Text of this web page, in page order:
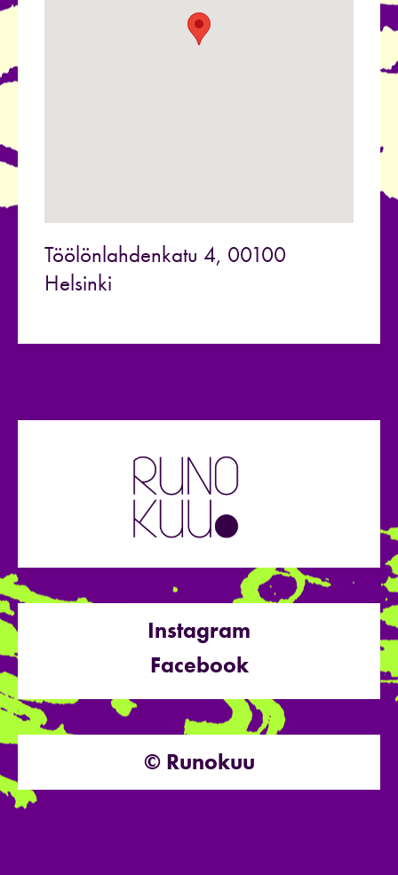
Töölönlahdenkatu 4, 00100
Helsinki
Instagram
Facebook
© Runokuu